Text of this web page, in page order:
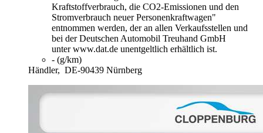
Kraftstoffverbrauch, die CO2-Emissionen und den
Stromverbrauch neuer Personenkraftwagen"
entnommen werden, der an allen Verkaufsstellen und
bei der Deutschen Automobil Treuhand GmbH
unter www.dat.de unentgeltlich erhältlich ist.
- (g/km)
Händler, DE-90439 Nürnberg